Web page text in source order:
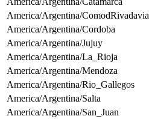
America/Argentina/ComodRivadavia
America/Argentina/Cordoba
America/Argentina/Jujuy
America/Argentina/La_Rioja
America/Argentina/Mendoza
America/Argentina/Rio_Gallegos
America/Argentina/Salta
America/Argentina/San_Juan